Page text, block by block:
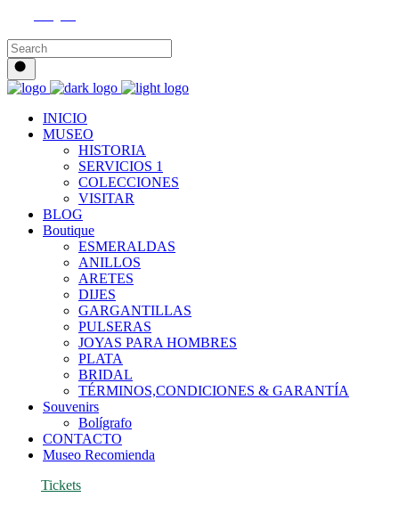
INICIO
MUSEO
HISTORIA
SERVICIOS 1
COLECCIONES
VISITAR
BLOG
Boutique
ESMERALDAS
ANILLOS
ARETES
DIJES
GARGANTILLAS
PULSERAS
JOYAS PARA HOMBRES
PLATA
BRIDAL
TÉRMINOS,CONDICIONES & GARANTÍA
Souvenirs
Bolígrafo
CONTACTO
Museo Recomienda
Tickets